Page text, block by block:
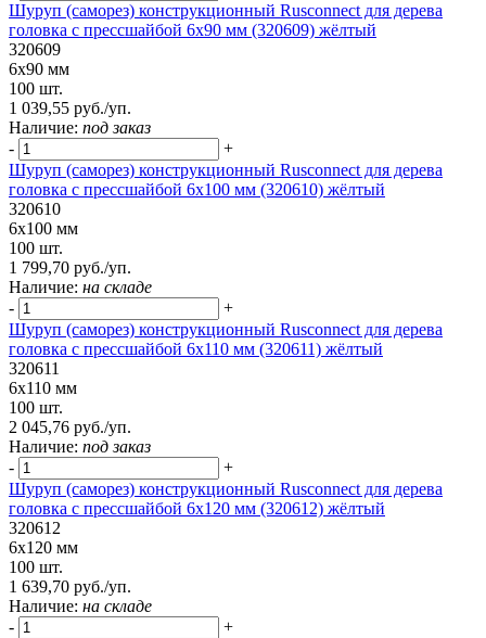
Шуруп (саморез) конструкционный Rusconnect для дерева
головка с прессшайбой 6х90 мм (320609) жёлтый
320609
6х90 мм
100 шт.
1 039,55 руб./уп.
Наличие: под заказ
-
+
Шуруп (саморез) конструкционный Rusconnect для дерева
головка с прессшайбой 6х100 мм (320610) жёлтый
320610
6х100 мм
100 шт.
1 799,70 руб./уп.
Наличие: на складе
-
+
Шуруп (саморез) конструкционный Rusconnect для дерева
головка с прессшайбой 6х110 мм (320611) жёлтый
320611
6х110 мм
100 шт.
2 045,76 руб./уп.
Наличие: под заказ
-
+
Шуруп (саморез) конструкционный Rusconnect для дерева
головка с прессшайбой 6х120 мм (320612) жёлтый
320612
6х120 мм
100 шт.
1 639,70 руб./уп.
Наличие: на складе
-
+